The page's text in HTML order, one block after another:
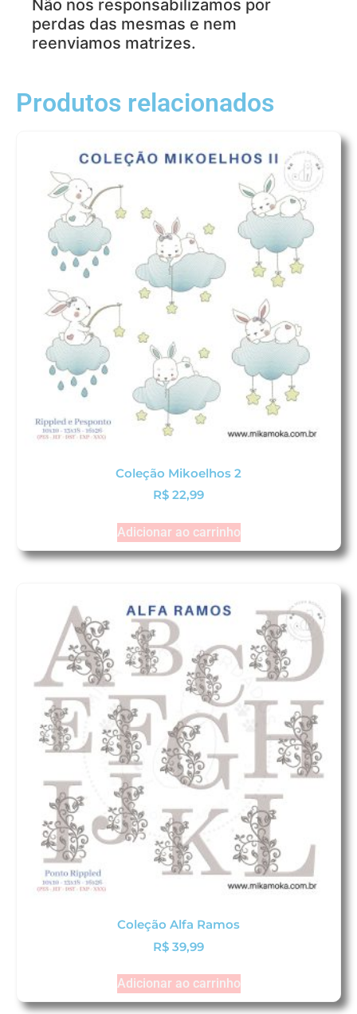
Não nos responsabilizamos por
perdas das mesmas e nem
reenviamos matrizes.
Produtos relacionados
Coleção Mikoelhos 2
R$ 22,99
Adicionar ao carrinho
Coleção Alfa Ramos
R$ 39,99
Adicionar ao carrinho